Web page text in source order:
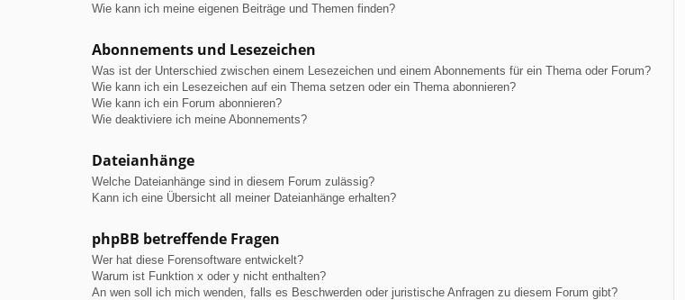
Wie kann ich meine eigenen Beiträge und Themen finden?
Abonnements und Lesezeichen
Was ist der Unterschied zwischen einem Lesezeichen und einem Abonnements für ein Thema oder Forum?
Wie kann ich ein Lesezeichen auf ein Thema setzen oder ein Thema abonnieren?
Wie kann ich ein Forum abonnieren?
Wie deaktiviere ich meine Abonnements?
Dateianhänge
Welche Dateianhänge sind in diesem Forum zulässig?
Kann ich eine Übersicht all meiner Dateianhänge erhalten?
phpBB betreffende Fragen
Wer hat diese Forensoftware entwickelt?
Warum ist Funktion x oder y nicht enthalten?
An wen soll ich mich wenden, falls es Beschwerden oder juristische Anfragen zu diesem Forum gibt?